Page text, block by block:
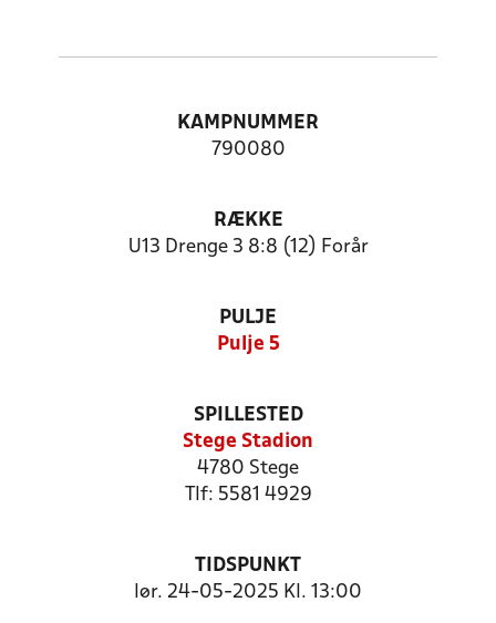
KAMPNUMMER
790080
RÆKKE
U13 Drenge 3 8:8 (12) Forår
PULJE
Pulje 5
SPILLESTED
Stege Stadion
4780 Stege
Tlf: 5581 4929
TIDSPUNKT
lør. 24-05-2025 Kl. 13:00